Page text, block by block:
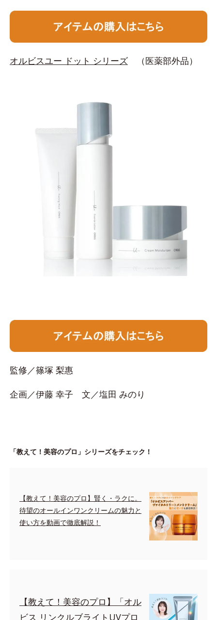
オルビスユー ドット シリーズ （医薬部外品）
監修／篠塚 梨惠
企画／伊藤 幸子 文／塩田 みのり
「教えて！美容のプロ」シリーズをチェック！
【教えて！美容のプロ】賢く・ラクに。
待望のオールインワンクリームの魅力と
使い方を動画で徹底解説！
【教えて！美容のプロ】「オル
ビス リンクルブライトUVプロ